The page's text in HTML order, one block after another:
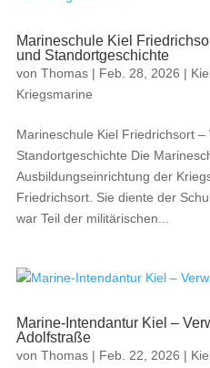
Marineschule Kiel
und Standortgeschichte
von Thomas| Feb. 28, 2026 |
Kriegsmarine
Marineschule Kiel Friedrichsort
Standortgeschichte Die
Ausbildungseinrichtung der
Friedrichsort. Sie diente der
war Teil der militärischen...
Marine-Intendantur Kiel –
Adolfstraße
von Thomas| Feb. 22, 2026 |